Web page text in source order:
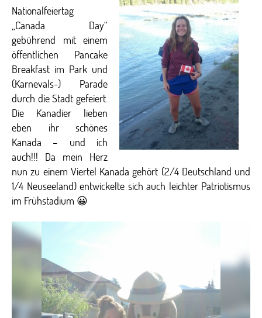
Nationalfeiertag
„Canada Day“
gebührend mit einem
öffentlichen Pancake
Breakfast im Park und
(Karnevals-) Parade
durch die Stadt gefeiert.
Die Kanadier lieben
eben ihr schönes
Kanada – und ich
auch!!! Da mein Herz
nun zu einem Viertel Kanada gehört (2/4 Deutschland und
1/4 Neuseeland) entwickelte sich auch leichter Patriotismus
im Frühstadium 😀